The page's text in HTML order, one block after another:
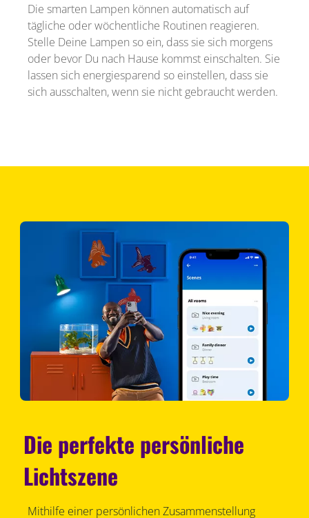
Die smarten Lampen können automatisch auf
tägliche oder wöchentliche Routinen reagieren.
Stelle Deine Lampen so ein, dass sie sich morgens
oder bevor Du nach Hause kommst einschalten. Sie
lassen sich energiesparend so einstellen, dass sie
sich ausschalten, wenn sie nicht gebraucht werden.
Die perfekte persönliche
Lichtszene
Mithilfe einer persönlichen Zusammenstellung